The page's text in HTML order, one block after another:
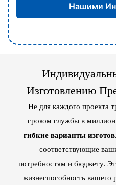
Нашими
Изготовлению
Не для каждого проекта
сроком службы в
гибкие варианты
соответствующие
потребностям и бюджету.
жизнеспособность вашего